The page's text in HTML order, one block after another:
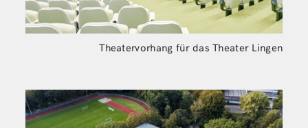
Theatervorhang für das Theater Lingen